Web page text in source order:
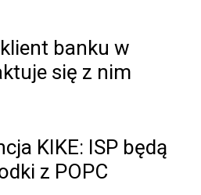
banku w
się z nim
KIKE: ISP będą
z POPC